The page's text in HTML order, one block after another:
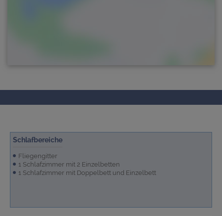
Schlafbereiche
Fliegengitter
1 Schlafzimmer mit 2 Einzelbetten
1 Schlafzimmer mit Doppelbett und Einzelbett